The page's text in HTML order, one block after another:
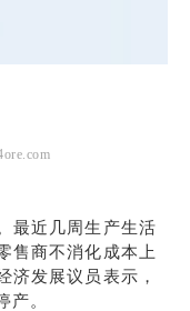
最近几周生产生活
售商不消化成本上
济发展议员表示，
产。